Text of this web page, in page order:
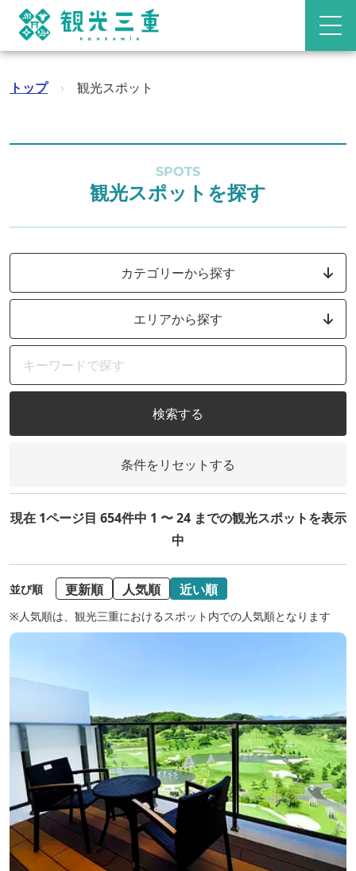
トップ › 観光スポット
SPOTS
観光スポットを探す
カテゴリーから探す
エリアから探す
検索する
条件をリセットする
現在 1ページ目 654件中 1 〜 24 までの観光スポットを表示
中
並び順 更新順 人気順 近い順
※人気順は、観光三重におけるスポット内での人気順となります